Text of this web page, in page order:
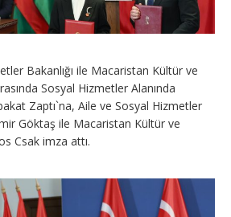
Bakanlığı ile Macaristan Kültür ve
Sosyal Hizmetler Alanında
Zaptı`na, Aile ve Sosyal Hizmetler
Göktaş ile Macaristan Kültür ve
Csak imza attı.